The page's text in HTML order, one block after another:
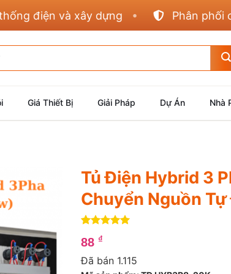
điện và xây dựng Phân phối
Giá Thiết Bị Giải Pháp Dự Án Nhà
Tủ Điện Hybrid 3
Chuyển Nguồn
trên 5
dựa trên
88 ₫
Đã bán 1.115